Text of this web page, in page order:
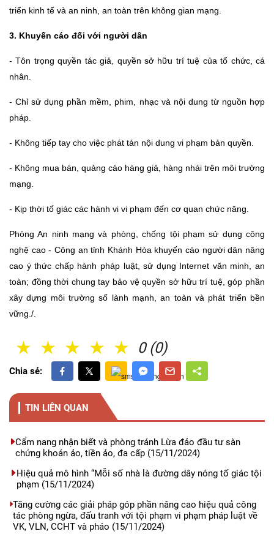
triển kinh tế và an ninh, an toàn trên không gian mạng.
3. Khuyến cáo đối với người dân
- Tôn trọng quyền tác giả, quyền sở hữu trí tuệ của tổ chức, cá
nhân.
- Chỉ sử dụng phần mềm, phim, nhạc và nội dung từ nguồn hợp
pháp.
- Không tiếp tay cho việc phát tán nội dung vi phạm bản quyền.
- Không mua bán, quảng cáo hàng giả, hàng nhái trên môi trường
mạng.
- Kịp thời tố giác các hành vi vi phạm đến cơ quan chức năng.
Phòng An ninh mạng và phòng, chống tội phạm sử dụng công
nghệ cao - Công an tỉnh Khánh Hòa khuyến cáo người dân nâng
cao ý thức chấp hành pháp luật, sử dụng Internet văn minh, an
toàn; đồng thời chung tay bảo vệ quyền sở hữu trí tuệ, góp phần
xây dựng môi trường số lành mạnh, an toàn và phát triển bền
vững./.
0 (0)
5 Sao
4 Sao
3 Sao
2 Sao
1 Sao
Chia sẻ:
TIN LIÊN QUAN
Cẩm nang nhận biết và phòng tránh Lừa đảo đầu tư sàn
chứng khoán ảo, tiền ảo, đa cấp(15/11/2024)
Hiệu quả mô hình “Mỗi số nhà là đường dây nóng tố giác tội
phạm (15/11/2024)
Tăng cường các giải pháp góp phần nâng cao hiệu quả công
tác phòng ngừa, đấu tranh với tội phạm vi phạm pháp luật về
VK, VLN, CCHT và pháo (15/11/2024)